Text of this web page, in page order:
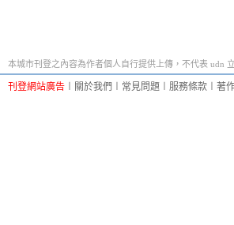
本城市刊登之內容為作者個人自行提供上傳，不代表 udn
刊登網站廣告 關於我們 常見問題 服務條款 著